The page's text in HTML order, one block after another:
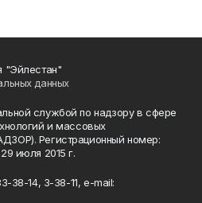
"Эйлестан"
данных
службой по надзору в сфере
и массовых
Регистрационный номер:
июля 2015 г.
38-14, 3-38-11, e-mail: